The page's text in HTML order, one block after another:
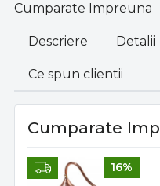
Cumparate Impreuna
Descriere Detalii
Ce spun clientii
Cumparate
16%